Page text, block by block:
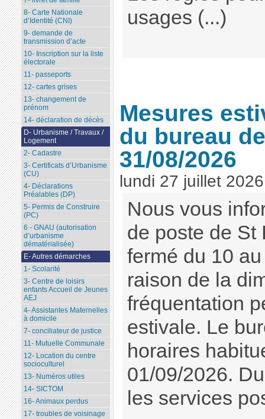
usages (...)
Mesures
du bureau
31/08/2026
lundi 27 juillet 2026
Nous vous
de poste de St
fermé du 10
raison de la
fréquentation
estivale. Le
horaires
01/09/2026.
les services
8- Carte Nationale
d’Identité (CNI)
9- demande de
transmission d’acte
10- Inscription sur la liste
électorale
11- passeports
12- cartes grises
13- changement de
prénom
14- déclaration de décès
D- Urbanisme / Travaux /
Logement
2- Cadastre
3- Certificats d’Urbanisme
(CU)
4- Déclarations
Préalables (DP)
5- Permis de Construire
(PC)
6 - GNAU (autorisation
d’urbanisme
dématérialisée)
E- Autres démarches
1- Scolarité
3- Centre de loisirs
enfants Accueil de Jeunes
AEJ
4- Assistantes Maternelles
à domicile
7- conciliateur de justice
11- Mutuelle Communale
12- Location du centre
socioculturel
13- Numéros utiles
14- SICTOM
16- Animaux perdus
17- troubles de voisinage